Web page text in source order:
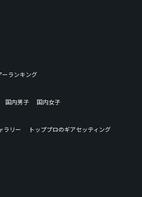
ーランキング
国内男子
国内女子
ラリー
トッププロのギアセッティング